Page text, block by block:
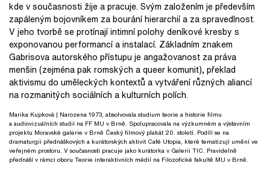
kde v současnosti žije a pracuje. Svým založením je především
zapáleným bojovníkem za bourání hierarchií a za spravedlnost.
V jeho tvorbě se protínají intimní polohy deníkové kresby s
exponovanou performancí a instalací. Základním znakem
Gabrisova autorského přístupu je angažovanost za práva
menšin (zejména pak romských a queer komunit), překlad
aktivismu do uměleckých kontextů a vytváření různých aliancí
na rozmanitých sociálních a kulturních polích.
Marika Kupková | Narozena 1973, absolvovala studium teorie a historie filmu
a audiovizuálních studií na FF MU v Brně. Spolupracovala na výzkumném a výstavním
projektu Moravské galerie v Brně Český filmový plakát 20. století. Podílí se na
dramaturgii přednáškových a kurátorských aktivit Café Utopia, které tematizují umění ve
veřejném prostoru. V současnosti pracuje jako kurátorka v Galerii TIC. Pravidelně
přednáší v rámci oboru Teorie interaktivních médií na Filozofické fakultě MU v Brně.